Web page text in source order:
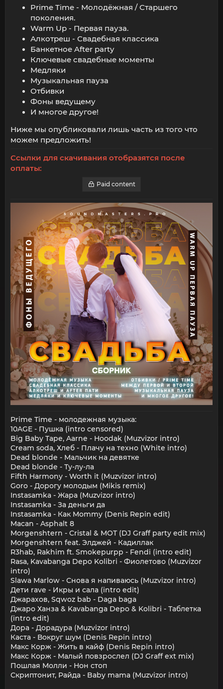
Prime Time - Молодёжная / Старшего
поколения.
Warm Up - Первая пауза.
Алкотреш - Свадебная классика
Банкетное After party
Ключевые свадебные моменты
Медляки
Музыкальная пауза
Отбивки
Фоны ведущему
И многое другое!
Ниже мы опубликовали лишь часть из того что
можем предложить!
Ссылки для скачивания отобразятся после
оплаты:
Paid content
Prime Time - молодежная музыка:
10AGE - Пушка (intro censored)
Big Baby Tape, Aarne - Hoodak (Muzvizor intro)
Cream soda, Хлеб - Плачу на техно (White intro)
Dead blonde - Мальчик на девятке
Dead blonde - Ту-лу-ла
Fifth Harmony - Worth it (Muzvizor intro)
Goro - Дорогу молодым (Mikis remix)
Instasamka - Жара (Muzvizor intro)
Instasamka - За деньги да
Instasamka - Как Mommy (Denis Repin edit)
Macan - Asphalt 8
Morgenshtern - Cristal & МОТ (DJ Graff party edit mix)
Morgenshtern feat. Элджей - Кадиллак
R3hab, Rakhim ft. Smokepurpp - Fendi (intro edit)
Rasa, Kavabanga Depo Kolibri - Фиолетово (Muzvizor
intro)
Slawa Marlow - Снова я напиваюсь (Muzvizor intro)
Дети rave - Икры и сала (intro edit)
Джарахов, Sqwoz bab - Daga baga
Джаро Ханза & Kavabanga Depo & Kolibri - Таблетка
(intro edit)
Дора - Дорадура (Muzvizor intro)
Каста - Вокруг шум (Denis Repin intro)
Макс Корж - Жить в кайф (Denis Repin intro)
Макс Корж - Малый повзрослел (DJ Graff ext mix)
Пошлая Молли - Нон стоп
Скриптонит, Райда - Baby mama (Muzvizor intro)